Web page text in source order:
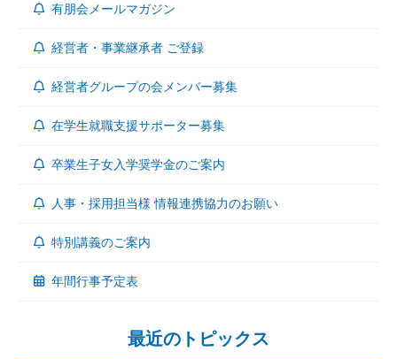
有朋会メールマガジン
経営者・事業継承者 ご登録
経営者グループの会メンバー募集
在学生就職支援サポーター募集
卒業生子女入学奨学金のご案内
人事・採用担当様 情報連携協力のお願い
特別講義のご案内
年間行事予定表
最近のトピックス